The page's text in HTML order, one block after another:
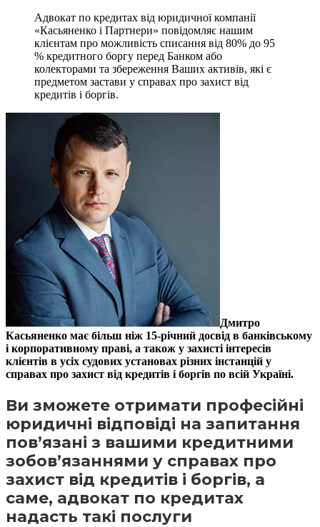
Адвокат по кредитах від юридичної компанії
«Касьяненко і Партнери» повідомляє нашим
клієнтам про можливість списання від 80% до 95
% кредитного боргу перед Банком або
колекторами та збереження Ваших активів, які є
предметом застави у справах про захист від
кредитів і боргів.
Дмитро
Касьяненко має більш ніж 15-річний досвід в банківському
і корпоративному праві, а також у захисті інтересів
клієнтів в усіх судових установах різних інстанцій у
справах про захист від кредитів і боргів по всій Україні.
Ви зможете отримати професійні
юридичні відповіді на запитання
пов’язані з вашими кредитними
зобов’язаннями у справах про
захист від кредитів і боргів, а
саме, адвокат по кредитах
надасть такі послуги